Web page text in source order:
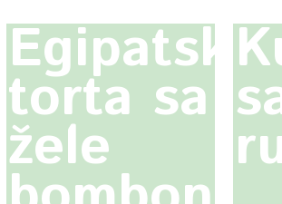
Egipatska
torta sa
žele